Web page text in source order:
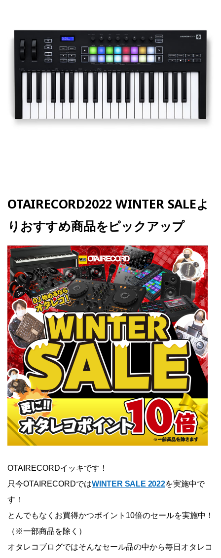
OTAIRECORD2022 WINTER SALEよ
りおすすめ商品をピックアップ
OTAIRECORDイッキです！
只今OTAIRECORDではWINTER SALE 2022を実施中で
す！
とんでもなくお買得かつポイント10倍のセールを実施中！
（※一部商品を除く）
オタレコブログではそんなセール品の中から毎日オタレコ